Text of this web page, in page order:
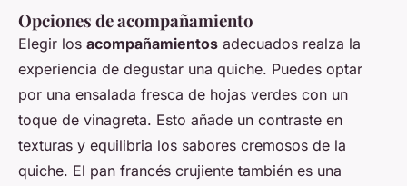
Opciones de acompañamiento
Elegir los acompañamientos adecuados realza la
experiencia de degustar una quiche. Puedes optar
por una ensalada fresca de hojas verdes con un
toque de vinagreta. Esto añade un contraste en
texturas y equilibria los sabores cremosos de la
quiche. El pan francés crujiente también es una